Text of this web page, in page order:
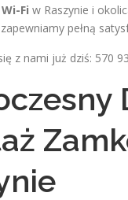
Fi w Raszynie i
pełną
z nami już dziś: 570